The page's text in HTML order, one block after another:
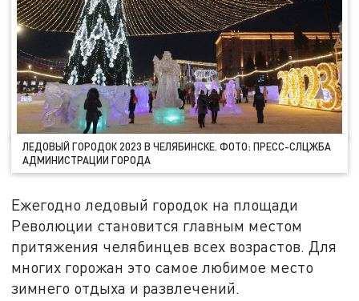
ЛЕДОВЫЙ ГОРОДОК 2023 В ЧЕЛЯБИНСКЕ. ФОТО: ПРЕСС-СЛЦЖБА
АДМИНИСТРАЦИИ ГОРОДА
Ежегодно ледовый городок на площади
Революции становится главным местом
притяжения челябинцев всех возрастов. Для
многих горожан это самое любимое место
зимнего отдыха и развлечений.